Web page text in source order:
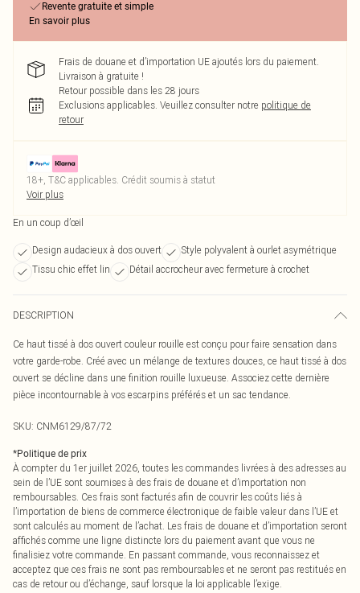
Revente gratuite et simple
En savoir plus
Frais de douane et d’importation UE ajoutés lors du paiement.
Livraison à gratuite !
Retour possible dans les 28 jours
Exclusions applicables. Veuillez consulter notre politique de
retour
18+, T&C applicables. Crédit soumis à statut
Voir plus
En un coup d’œil
Design audacieux à dos ouvert
Style polyvalent à ourlet asymétrique
Tissu chic effet lin
Détail accrocheur avec fermeture à crochet
DESCRIPTION
Ce haut tissé à dos ouvert couleur rouille est conçu pour faire sensation dans
votre garde-robe. Créé avec un mélange de textures douces, ce haut tissé à dos
ouvert se décline dans une finition rouille luxueuse. Associez cette dernière
pièce incontournable à vos escarpins préférés et un sac tendance.
SKU: CNM6129/87/72
*Politique de prix
À compter du 1er juillet 2026, toutes les commandes livrées à des adresses au
sein de l’UE sont soumises à des frais de douane et d’importation non
remboursables. Ces frais sont facturés afin de couvrir les coûts liés à
l’importation de biens de commerce électronique de faible valeur dans l’UE et
sont calculés au moment de l’achat. Les frais de douane et d’importation seront
affichés comme une ligne distincte lors du paiement avant que vous ne
finalisiez votre commande. En passant commande, vous reconnaissez et
acceptez que ces frais ne sont pas remboursables et ne seront pas restitués en
cas de retour ou d’échange, sauf lorsque la loi applicable l’exige.